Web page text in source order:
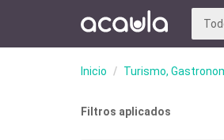
Inicio Turismo,
Filtros aplicados